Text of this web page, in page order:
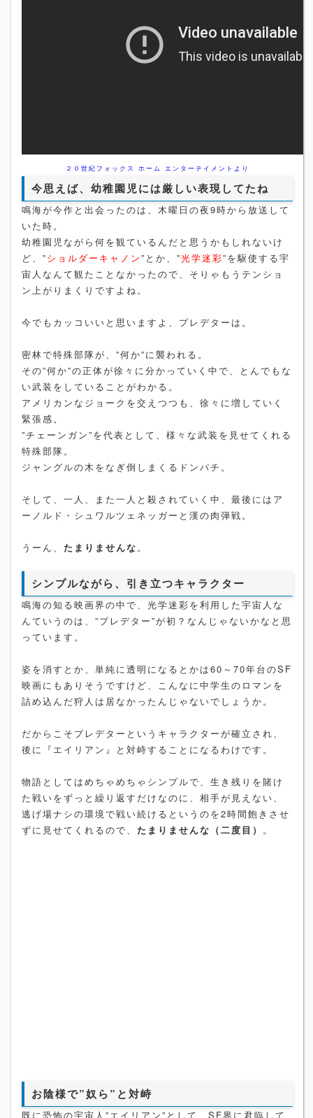
２０世紀フォックス ホーム エンターテイメントより
今思えば、幼稚園児には厳しい表現してたね
鳴海が今作と出会ったのは、木曜日の夜9時から放送して
いた時。
幼稚園児ながら何を観ているんだと思うかもしれないけ
ど、”ショルダーキャノン”とか、”光学迷彩”を駆使する宇
宙人なんて観たことなかったので、そりゃもうテンショ
ン上がりまくりですよね。
今でもカッコいいと思いますよ、プレデターは。
密林で特殊部隊が、”何か”に襲われる。
その”何か”の正体が徐々に分かっていく中で、とんでもな
い武装をしていることがわかる。
アメリカンなジョークを交えつつも、徐々に増していく
緊張感。
”チェーンガン”を代表として、様々な武装を見せてくれる
特殊部隊。
ジャングルの木をなぎ倒しまくるドンパチ。
そして、一人、また一人と殺されていく中、最後にはア
ーノルド・シュワルツェネッガーと漢の肉弾戦。
うーん、 たまりませんな。
シンプルながら、引き立つキャラクター
鳴海の知る映画界の中で、光学迷彩を利用した宇宙人な
んていうのは、”プレデター”が初？なんじゃないかなと思
っています。
姿を消すとか、単純に透明になるとかは60～70年台のSF
映画にもありそうですけど、こんなに中学生のロマンを
詰め込んだ狩人は居なかったんじゃないでしょうか。
だからこそプレデターというキャラクターが確立され、
後に『エイリアン』と対峙することになるわけです。
物語としてはめちゃめちゃシンプルで、生き残りを賭け
た戦いをずっと繰り返すだけなのに、相手が見えない、
逃げ場ナシの環境で戦い続けるというのを2時間飽きさせ
ずに見せてくれるので、 たまりませんな（二度目） 。
お陰様で”奴ら”と対峙
既に恐怖の宇宙人”エイリアン”として、SF界に君臨して